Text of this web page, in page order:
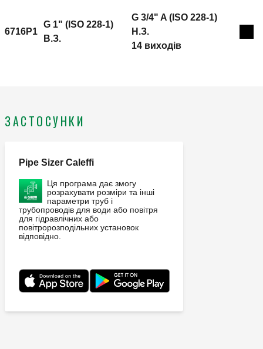
6716P1
G 1" (ISO 228-1)
B.З.
G 3/4" A (ISO 228-1)
H.З.
14 виходів
ЗАСТОСУНКИ
Pipe Sizer Caleffi
Ця програма дає змогу
розрахувати розміри та інші
параметри труб і
трубопроводів для води або повітря
для гідравлічних або
повітророзподільних установок
відповідно.